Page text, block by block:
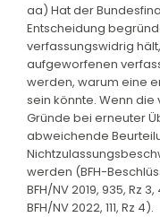
aa) Hat der
Entscheidung
verfassungswidrig
aufgeworfenen
werden, warum eine
sein könnte. Wenn
Gründe bei erneuter
abweichende
werden (BFH-
BFH/NV 2019, 935, Rz
BFH/NV 2022, 111, Rz 4).